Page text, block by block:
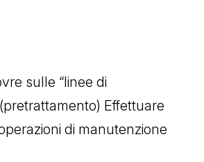
sulle “linee di
Effettuare
di manutenzione